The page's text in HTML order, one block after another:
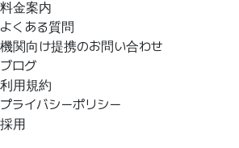
料金案内
よくある質問
機関向け提携のお問い合わせ
ブログ
利用規約
プライバシーポリシー
採用